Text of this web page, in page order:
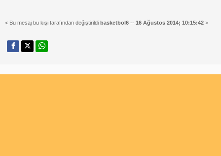
< Bu mesaj bu kişi tarafından değiştirildi basketbol6 -- 16 Ağustos 2014; 10:15:42 >